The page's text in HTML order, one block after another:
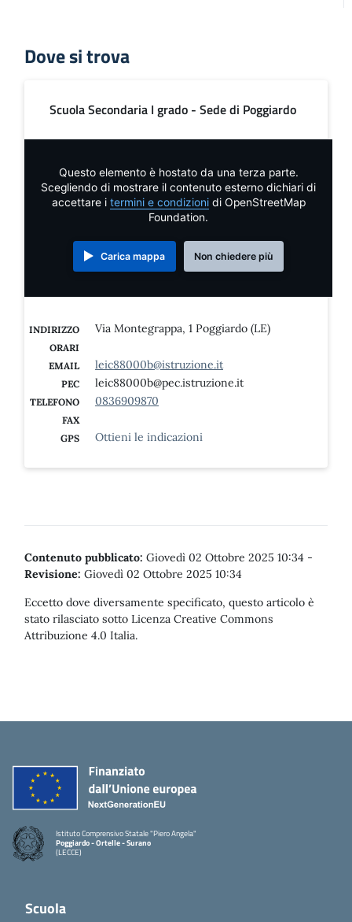
Dove si trova
Scuola Secondaria I grado - Sede di Poggiardo
Questo elemento è hostato da una terza parte.
Scegliendo di mostrare il contenuto esterno dichiari di
accettare i termini e condizionidi OpenStreetMap
Foundation.
Carica mappa Non chiedere più
INDIRIZZO Via Montegrappa, 1 Poggiardo (LE)
ORARI
EMAIL
leic88000b@istruzione.it
PEC leic88000b@pec.istruzione.it
TELEFONO 0836909870
FAX
GPS
Ottieni le indicazioni
Contenuto pubblicato: Giovedì 02 Ottobre 2025 10:34 -
Revisione: Giovedì 02 Ottobre 2025 10:34
Eccetto dove diversamente specificato, questo articolo è
stato rilasciato sotto Licenza Creative Commons
Attribuzione 4.0 Italia.
Istituto Comprensivo Statale "Piero Angela"
Poggiardo - Ortelle - Surano
(LECCE)
Scuola